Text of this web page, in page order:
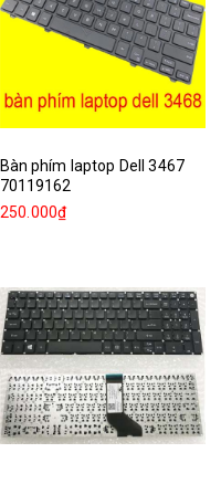
Bàn phím laptop Dell 3467
70119162
250.000₫